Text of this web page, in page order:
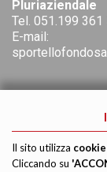
Pluriaziendale
Tel. 051.199 361
E-mail:
Il sito utilizza
Cliccando su